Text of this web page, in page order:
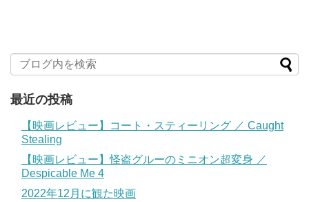
最近の投稿
【映画レビュー】コート・スティーリング ／ Caught
Stealing
【映画レビュー】怪盗グルーのミニオン超変身 ／
Despicable Me 4
2022年12月に観た映画